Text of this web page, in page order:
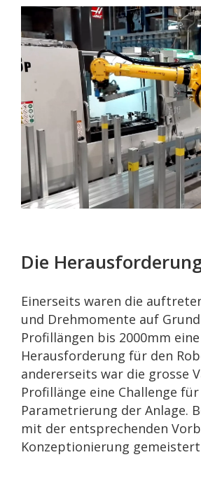
Die
Einerseits waren die
und Drehmomente auf
Profillängen bis 2000mm eine
Herausforderung für den
andererseits war die grosse
Profillänge eine Challenge
Parametrierung der Anlage.
mit der entsprechenden
Konzeptionierung